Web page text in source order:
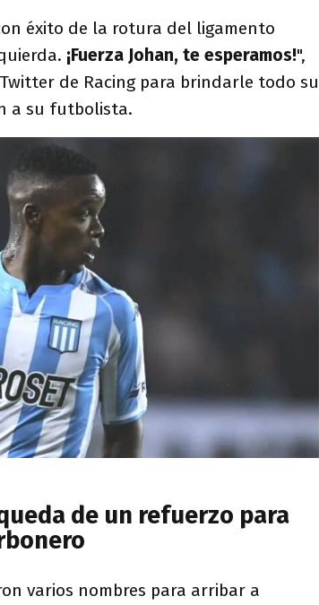
éxito de la rotura del ligamento
¡Fuerza Johan, te esperamos!",
de Racing para brindarle todo su
a su futbolista.
de un refuerzo para
varios nombres para arribar a